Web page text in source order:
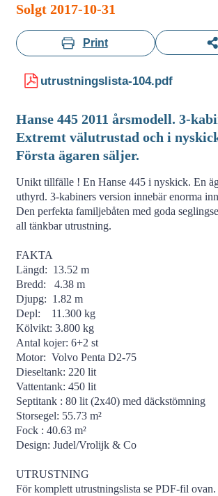
Solgt 2017-10-31
Print
utrustningslista-104.pdf
Hanse 445 2011 årsmodell. 3-
Extremt välutrustad och i
Första ägaren säljer.
Unikt tillfälle ! En Hanse 445 i nyskick. En
uthyrd. 3-kabiners version innebär enorma
Den perfekta familjebåten med goda
all tänkbar utrustning.
FAKTA
Längd: 13.52 m
Bredd: 4.38 m
Djupg: 1.82 m
Depl: 11.300 kg
Kölvikt: 3.800 kg
Antal kojer: 6+2 st
Motor: Volvo Penta D2-75
Dieseltank: 220 lit
Vattentank: 450 lit
Septitank : 80 lit (2x40) med däckstömning
Storsegel: 55.73 m²
Fock : 40.63 m²
Design: Judel/Vrolijk & Co
UTRUSTNING
För komplett utrustningslista se PDF-fil